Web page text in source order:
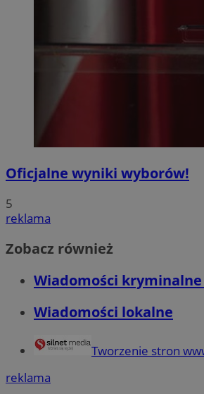
Oficjalne wyniki wyborów!
5
reklama
Zobacz również
Wiadomości
Wiadomości lokalne
Tworzenie stron
reklama